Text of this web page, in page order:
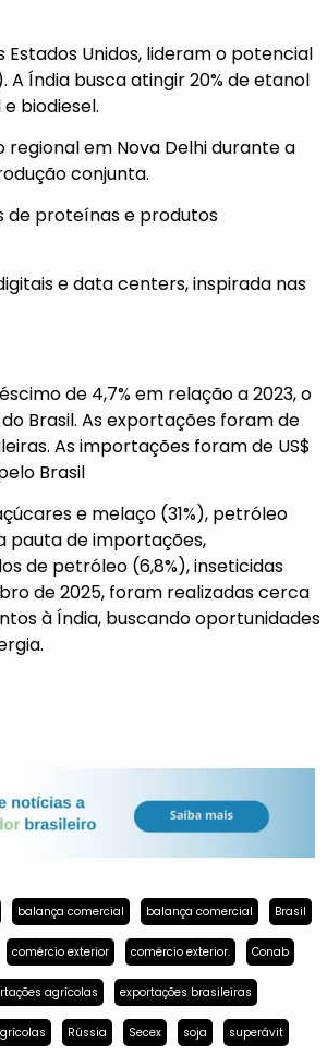
Unidos, lideram o potencial
Índia busca atingir 20% de etanol
biodiesel.
em Nova Delhi durante a
conjunta.
de proteínas e produtos
e data centers, inspirada nas
de 4,7% em relação a 2023, o
Brasil. As exportações foram de
As importações foram de US$
Brasil
e melaço (31%), petróleo
pauta de importações,
de petróleo (6,8%), inseticidas
de 2025, foram realizadas cerca
à Índia, buscando oportunidades
balança comercial balança comercial Brasil
comércio exterior comércio exterior. Conab
agrícolas exportações brasileiras
Rússia Secex soja superávit